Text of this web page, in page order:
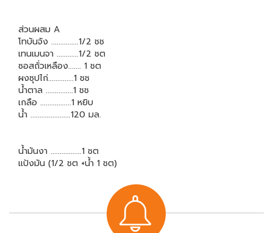
ส่วนผสม A
โทบันจัง ...............1/2 ชช
เทนเมนจา ............1/2 ชต
ซอสถั่วเหลือง....... 1 ชต
ผงซุปไก่..............1 ชช
น้ำตาล ...............1 ชช
เกลือ .................1 หยิบ
น้ำ ......................120 มล.
น้ำมันงา .................1 ชต
แป้งมัน (1/2 ชต +น้ำ 1 ชต)